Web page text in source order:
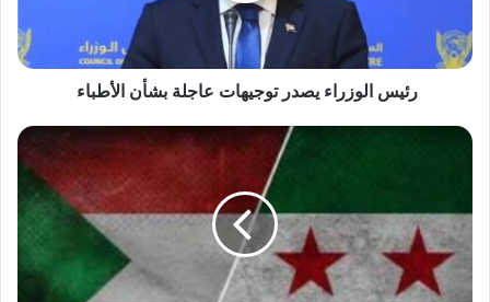
رئيس الوزراء يصدر توجيهات عاجلة بشأن الأطباء
السودان
في
هذا
الحدث